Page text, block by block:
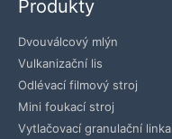
Produkty
Dvouválcový mlýn
Vulkanizační lis
Odlévací filmový stroj
Mini foukací stroj
Vytlačovací granulační linka